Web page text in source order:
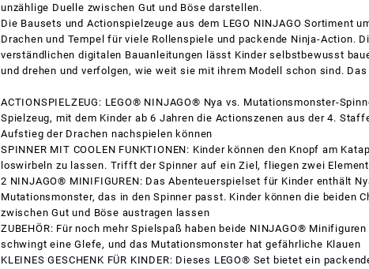
unzählige Duelle zwischen Gut und Böse darstellen.
Die Bausets und Actionspielzeuge aus dem LEGO NINJAGO Sortiment
Drachen und Tempel für viele Rollenspiele und packende Ninja-Action.
verständlichen digitalen Bauanleitungen lässt Kinder selbstbewusst
und drehen und verfolgen, wie weit sie mit ihrem Modell schon sind.
ACTIONSPIELZEUG: LEGO® NINJAGO® Nya vs. Mutationsmonster-
Spielzeug, mit dem Kinder ab 6 Jahren die Actionszenen aus der 4.
Aufstieg der Drachen nachspielen können
SPINNER MIT COOLEN FUNKTIONEN: Kinder können den Knopf am
loswirbeln zu lassen. Trifft der Spinner auf ein Ziel, fliegen zwei
2 NINJAGO® MINIFIGUREN: Das Abenteuerspielset für Kinder enthält
Mutationsmonster, das in den Spinner passt. Kinder können die beiden
zwischen Gut und Böse austragen lassen
ZUBEHÖR: Für noch mehr Spielspaß haben beide NINJAGO®
schwingt eine Glefe, und das Mutationsmonster hat gefährliche Klauen
KLEINES GESCHENK FÜR KINDER: Dieses LEGO® Set bietet ein